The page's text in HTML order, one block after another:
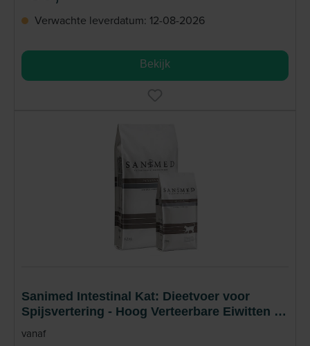
Verwachte leverdatum: 12-08-2026
Bekijk
Sanimed Intestinal Kat: Dieetvoer voor
Spijsvertering - Hoog Verteerbare Eiwitten -
Acute diarree
vanaf